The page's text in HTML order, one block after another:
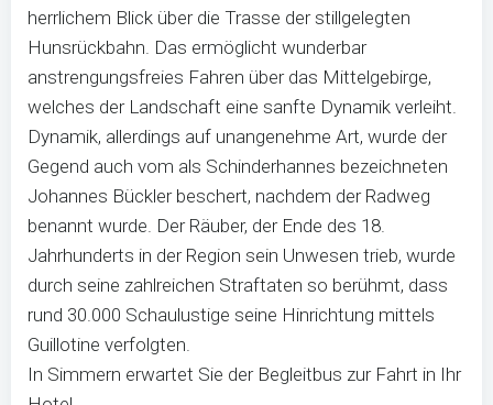
herrlichem Blick über die Trasse der stillgelegten
Hunsrückbahn. Das ermöglicht wunderbar
anstrengungsfreies Fahren über das Mittelgebirge,
welches der Landschaft eine sanfte Dynamik verleiht.
Dynamik, allerdings auf unangenehme Art, wurde der
Gegend auch vom als Schinderhannes bezeichneten
Johannes Bückler beschert, nachdem der Radweg
benannt wurde. Der Räuber, der Ende des 18.
Jahrhunderts in der Region sein Unwesen trieb, wurde
durch seine zahlreichen Straftaten so berühmt, dass
rund 30.000 Schaulustige seine Hinrichtung mittels
Guillotine verfolgten.
In Simmern erwartet Sie der Begleitbus zur Fahrt in Ihr